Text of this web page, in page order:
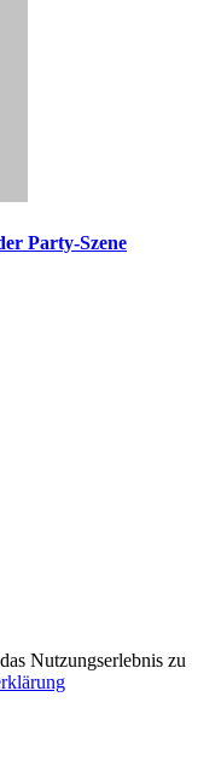
Party-Szene
Nutzungserlebnis zu